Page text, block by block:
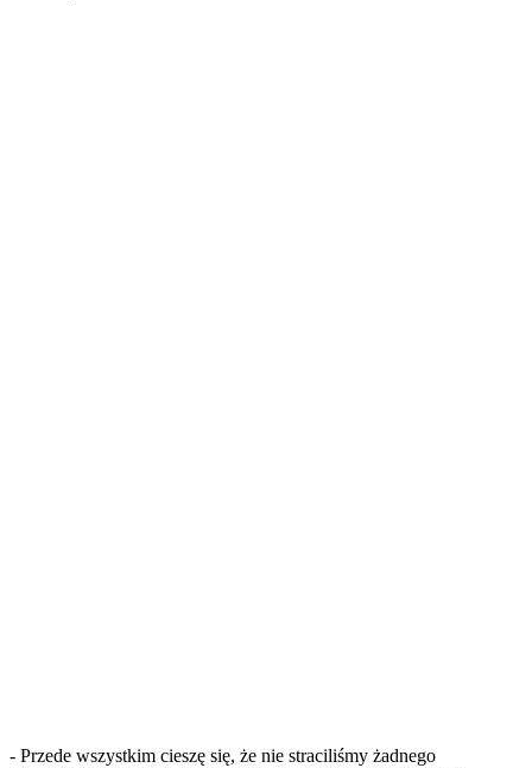
- Przede wszystkim cieszę się, że nie straciliśmy żadnego